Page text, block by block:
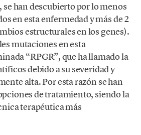
se han descubierto por lo menos
en esta enfermedad y más de 2
estructurales en los genes).
mutaciones en esta
“RPGR”, que ha llamado la
debido a su severidad y
alta. Por esta razón se han
de tratamiento, siendo la
terapéutica más